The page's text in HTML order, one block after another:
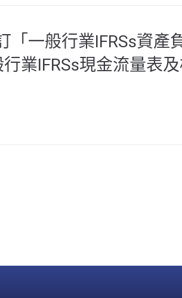
「一般行業IFRSs資產
業IFRSs現金流量表